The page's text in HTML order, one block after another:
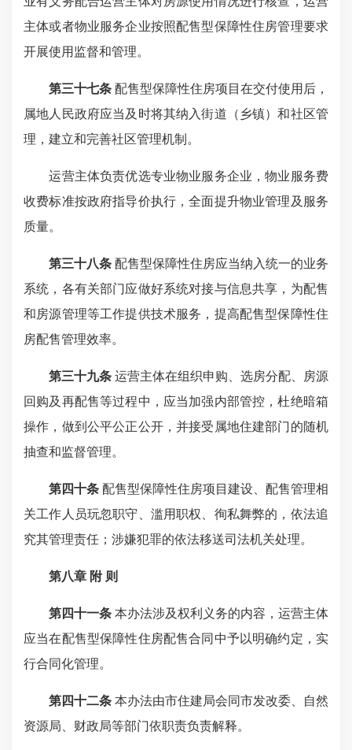
主体或者物业服务企业按照配售型保障性住房管理要求
开展使用监督和管理。
第三十七条 配售型保障性住房项目在交付使用后，
属地人民政府应当及时将其纳入街道（乡镇）和社区管
理，建立和完善社区管理机制。
运营主体负责优选专业物业服务企业，物业服务费
收费标准按政府指导价执行，全面提升物业管理及服务
质量。
第三十八条 配售型保障性住房应当纳入统一的业务
系统，各有关部门应做好系统对接与信息共享，为配售
和房源管理等工作提供技术服务，提高配售型保障性住
房配售管理效率。
第三十九条 运营主体在组织申购、选房分配、房源
回购及再配售等过程中，应当加强内部管控，杜绝暗箱
操作，做到公平公正公开，并接受属地住建部门的随机
抽查和监督管理。
第四十条 配售型保障性住房项目建设、配售管理相
关工作人员玩忽职守、滥用职权、徇私舞弊的，依法追
究其管理责任；涉嫌犯罪的依法移送司法机关处理。
第八章 附 则
第四十一条 本办法涉及权利义务的内容，运营主体
应当在配售型保障性住房配售合同中予以明确约定，实
行合同化管理。
第四十二条 本办法由市住建局会同市发改委、自然
资源局、财政局等部门依职责负责解释。